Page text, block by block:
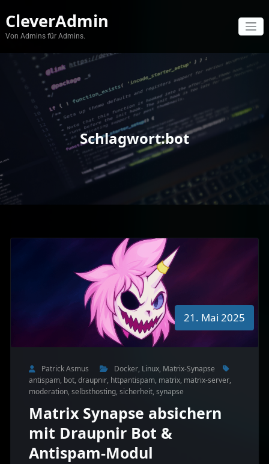
Inhalt
springen
CleverAdmin
Von Admins für Admins.
Schlagwort:bot
21. Mai 2025
Patrick Asmus Docker, Linux, Matrix-Synapse
antispam, bot, draupnir, httpantispam, matrix, matrix-server,
moderation, selbsthosting, sicherheit, synapse
Matrix Synapse absichern
mit Draupnir Bot &
Antispam-Modul